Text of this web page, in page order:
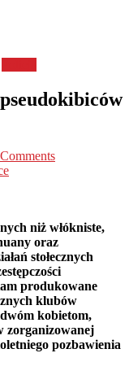
niż włókniste,
oraz
stołecznych
produkowane
klubów
kobietom,
zorganizowanej
pozbawienia